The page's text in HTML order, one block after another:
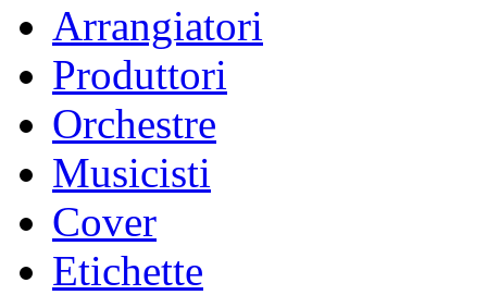
Arrangiatori
Produttori
Orchestre
Musicisti
Cover
Etichette